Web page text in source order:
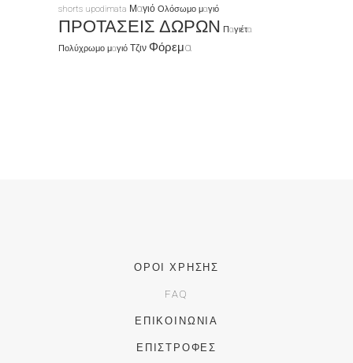
shorts upodimata Μαγιό Ολόσωμο μαγιό
ΠΡΟΤΑΣΕΙΣ ΔΩΡΩΝ Παγιέτα
Πολύχρωμο μαγιό Τζιν Φόρεμα
ΌΡΟΙ ΧΡΉΣΗΣ
FAQ
ΕΠΙΚΟΙΝΩΝΊΑ
ΕΠΙΣΤΡΟΦΈΣ